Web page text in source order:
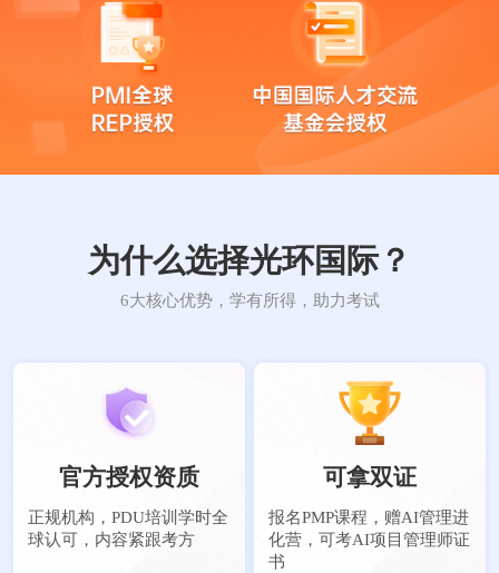
为什么选择光环国际？
6大核心优势，学有所得，助力考试
官方授权资质
正规机构，PDU培训学时全
球认可，内容紧跟考方
可拿双证
报名PMP课程，赠AI管理进
化营，可考AI项目管理师证
书